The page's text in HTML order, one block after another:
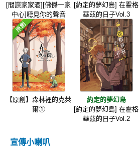
[間諜家家酒][佛傑一家
中心]聽見你的聲音
[約定的夢幻島] 在霍格
華茲的日子Vol.3
【原創】森林裡的克萊
爾①
約定的夢幻島
[約定的夢幻島] 在霍格
華茲的日子Vol.2
宣傳小喇叭